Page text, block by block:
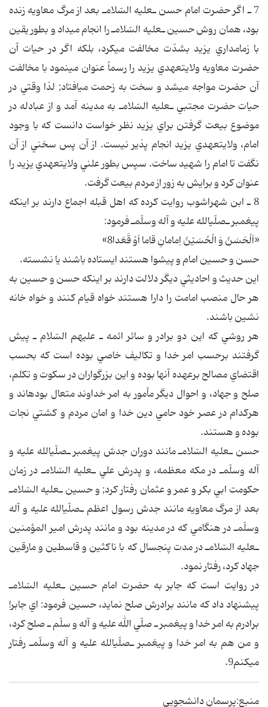
7 ـ اگر حضرت امام حسن ـ‎عليه السّلام‎ـ بعد از مرگ معاويه زنده
بود، همان روش حسين ـ‎عليه السّلام‎ـ را انجام مي‎داد و بطور يقين
با زمامداري يزيد بشدّت مخالفت مي‎كرد، بلكه اگر در حيات آن
حضرت معاويه ولايتعهدي يزيد را رسماً عنوان مي‎نمود با مخالفت
آن حضرت مواجه مي‎شد و سخت به زحمت مي‎افتاد; لذا وقتي در
حيات حضرت مجتبي ـ‎عليه السّلام‎ـ به مدينه آمد و از عبادله در
موضوع بيعت گرفتن براي يزيد نظر خواست دانست كه با وجود
امام، ولايتعهدي يزيد انجام پذير نيست. از آن پس سخني از آن
نگفت تا امام را شهيد ساخت. سپس بطور علني ولايتعهدي يزيد را
عنوان كرد و برايش به زور از مردم بيعت گرفت.
8 ـ ابن شهراشوب روايت كرده كه اهل قبله اجماع دارند بر اينكه
پيغمبر ـ‎صلّي‎الله عليه و آله وسلّم‎ـ فرمود:
«اَلْحَسَنُ وَ الْحُسَيْنُ اِمامانِ قاما اَوْ قَعَدا8»
حسن و حسين امام و پيشوا هستند ايستاده باشند يا نشسته.
اين حديث و احاديثي ديگر دلالت دارند بر اينكه حسن و حسين به
هر حال منصب امامت را دارا هستند خواه قيام كنند و خواه خانه
نشين باشند.
هر روشي كه اين دو برادر و سائر ائمه ـ عليهم السّلام ـ پيش
گرفتند برحسب امر خدا و تكاليف خاصي بوده است كه بحسب
اقتضاي مصالح برعهده آنها بوده و اين بزرگواران در سكوت و تكلم،
صلح و جهاد، و احوال ديگر مأمور به امر خداوند متعال بوده‎اند و
هركدام در عصر خود حامي دين خدا و امان مردم و كشتي نجات
بوده و هستند.
حسن ـ‎عليه السّلام‎ـ مانند دوران جدش پيغمبر ـ‎صلّي‎الله عليه و
آله وسلّم‎ـ در مكه معظمه، و پدرش علي ـ‎عليه السّلام‎ـ در زمان
حكومت ابي بكر و عمر و عثمان رفتار كرد; و حسين ـ‎عليه السّلام‎ـ
بعد از مرگ معاويه مانند جدش رسول اعظم ـ‎صلّي‎الله عليه و آله
وسلّم‎ـ در هنگامي كه در مدينه بود و مانند پدرش امير المؤمنين
ـ‎عليه السّلام‎ـ در مدت پنجسال كه با ناكثين و قاسطين و مارقين
جهاد كرد، رفتار نمود.
در روايت است كه جابر به حضرت امام حسين ـ‎عليه السّلام‎ـ
پيشنهاد داد كه مانند برادرش صلح نمايد، حسين فرمود: اي جابر!
برادرم به امر خدا و پيغمبر ـ صلّي الله عليه و آله و سلّم ـ صلح كرد،
و من هم به امر خدا و پيغمبر ـ‎صلّي‎الله عليه و آله وسلّم‎ـ رفتار
مي‎كنم9.
منبع:پرسمان دانشجویی